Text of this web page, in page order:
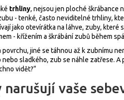
trhliny, nejsou jen ploché škrábance
- tenké, často neviditelné trhliny,
jako otevírátka na láhve, zuby, které
- křížením a škrábání zubů během
jiné se táhnou až k zubnímu
sladkého, zub se náhle zatřese.
vidět?“
narušují vaše